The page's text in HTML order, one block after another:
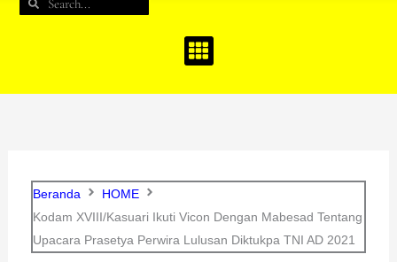
Beranda
HOME
Kodam XVIII/Kasuari Ikuti Vicon Dengan Mabesad Tentang
Upacara Prasetya Perwira Lulusan Diktukpa TNI AD 2021